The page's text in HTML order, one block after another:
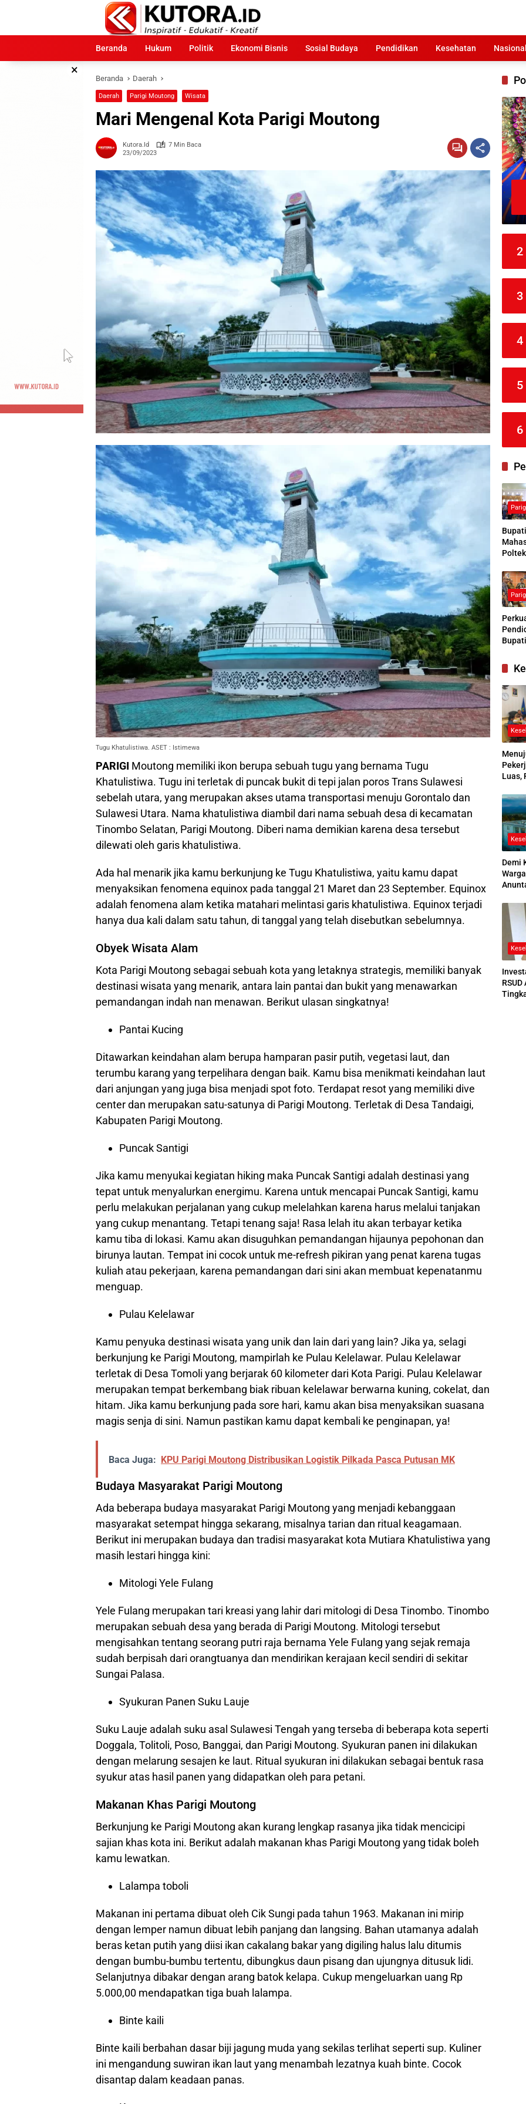
Beranda
Hukum Politik Ekonomi Bisnis Sosial Budaya Pendidikan Kesehatan Nasional
×
Beranda Daerah
Daerah Parigi Moutong Wisata
Mari Mengenal Kota Parigi Moutong
Kutora.id
7 Min Baca
23/09/2023
Tugu Khatulistiwa. ASET : Istimewa
PARIGI Moutong memiliki ikon berupa sebuah tugu yang bernama Tugu
Khatulistiwa. Tugu ini terletak di puncak bukit di tepi jalan poros Trans Sulawesi
sebelah utara, yang merupakan akses utama transportasi menuju Gorontalo dan
Sulawesi Utara. Nama khatulistiwa diambil dari nama sebuah desa di kecamatan
Tinombo Selatan, Parigi Moutong. Diberi nama demikian karena desa tersebut
dilewati oleh garis khatulistiwa.
Ada hal menarik jika kamu berkunjung ke Tugu Khatulistiwa, yaitu kamu dapat
menyaksikan fenomena equinox pada tanggal 21 Maret dan 23 September. Equinox
adalah fenomena alam ketika matahari melintasi garis khatulistiwa. Equinox terjadi
hanya dua kali dalam satu tahun, di tanggal yang telah disebutkan sebelumnya.
Obyek Wisata Alam
Kota Parigi Moutong sebagai sebuah kota yang letaknya strategis, memiliki banyak
destinasi wisata yang menarik, antara lain pantai dan bukit yang menawarkan
pemandangan indah nan menawan. Berikut ulasan singkatnya!
Pantai Kucing
Ditawarkan keindahan alam berupa hamparan pasir putih, vegetasi laut, dan
terumbu karang yang terpelihara dengan baik. Kamu bisa menikmati keindahan laut
dari anjungan yang juga bisa menjadi spot foto. Terdapat resot yang memiliki dive
center dan merupakan satu-satunya di Parigi Moutong. Terletak di Desa Tandaigi,
Kabupaten Parigi Moutong.
Puncak Santigi
Jika kamu menyukai kegiatan hiking maka Puncak Santigi adalah destinasi yang
tepat untuk menyalurkan energimu. Karena untuk mencapai Puncak Santigi, kamu
perlu melakukan perjalanan yang cukup melelahkan karena harus melalui tanjakan
yang cukup menantang. Tetapi tenang saja! Rasa lelah itu akan terbayar ketika
kamu tiba di lokasi. Kamu akan disuguhkan pemandangan hijaunya pepohonan dan
birunya lautan. Tempat ini cocok untuk me-refresh pikiran yang penat karena tugas
kuliah atau pekerjaan, karena pemandangan dari sini akan membuat kepenatanmu
menguap.
Pulau Kelelawar
Kamu penyuka destinasi wisata yang unik dan lain dari yang lain? Jika ya, selagi
berkunjung ke Parigi Moutong, mampirlah ke Pulau Kelelawar. Pulau Kelelawar
terletak di Desa Tomoli yang berjarak 60 kilometer dari Kota Parigi. Pulau Kelelawar
merupakan tempat berkembang biak ribuan kelelawar berwarna kuning, cokelat, dan
hitam. Jika kamu berkunjung pada sore hari, kamu akan bisa menyaksikan suasana
magis senja di sini. Namun pastikan kamu dapat kembali ke penginapan, ya!
Baca Juga: KPU Parigi Moutong Distribusikan Logistik Pilkada Pasca Putusan MK
Budaya Masyarakat Parigi Moutong
Ada beberapa budaya masyarakat Parigi Moutong yang menjadi kebanggaan
masyarakat setempat hingga sekarang, misalnya tarian dan ritual keagamaan.
Berikut ini merupakan budaya dan tradisi masyarakat kota Mutiara Khatulistiwa yang
masih lestari hingga kini:
Mitologi Yele Fulang
Yele Fulang merupakan tari kreasi yang lahir dari mitologi di Desa Tinombo. Tinombo
merupakan sebuah desa yang berada di Parigi Moutong. Mitologi tersebut
mengisahkan tentang seorang putri raja bernama Yele Fulang yang sejak remaja
sudah berpisah dari orangtuanya dan mendirikan kerajaan kecil sendiri di sekitar
Sungai Palasa.
Syukuran Panen Suku Lauje
Suku Lauje adalah suku asal Sulawesi Tengah yang terseba di beberapa kota seperti
Doggala, Tolitoli, Poso, Banggai, dan Parigi Moutong. Syukuran panen ini dilakukan
dengan melarung sesajen ke laut. Ritual syukuran ini dilakukan sebagai bentuk rasa
syukur atas hasil panen yang didapatkan oleh para petani.
Makanan Khas Parigi Moutong
Berkunjung ke Parigi Moutong akan kurang lengkap rasanya jika tidak mencicipi
sajian khas kota ini. Berikut adalah makanan khas Parigi Moutong yang tidak boleh
kamu lewatkan.
Lalampa toboli
Makanan ini pertama dibuat oleh Cik Sungi pada tahun 1963. Makanan ini mirip
dengan lemper namun dibuat lebih panjang dan langsing. Bahan utamanya adalah
beras ketan putih yang diisi ikan cakalang bakar yang digiling halus lalu ditumis
dengan bumbu-bumbu tertentu, dibungkus daun pisang dan ujungnya ditusuk lidi.
Selanjutnya dibakar dengan arang batok kelapa. Cukup mengeluarkan uang Rp
5.000,00 mendapatkan tiga buah lalampa.
Binte kaili
Binte kaili berbahan dasar biji jagung muda yang sekilas terlihat seperti sup. Kuliner
ini mengandung suwiran ikan laut yang menambah lezatnya kuah binte. Cocok
disantap dalam keadaan panas.
2
3
4
5
6
Sosial
Luas,
2026
Demi